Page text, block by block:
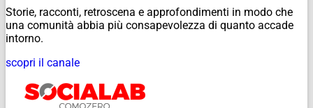
Storie, racconti, retroscena e approfondimenti in modo che
una comunità abbia più consapevolezza di quanto accade
intorno.
scopri il canale